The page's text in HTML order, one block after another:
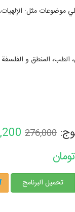
مثل: الإلهيات،
الطب، المنطق و الفلسفة
276,000
تومان
تحميل البرنامج